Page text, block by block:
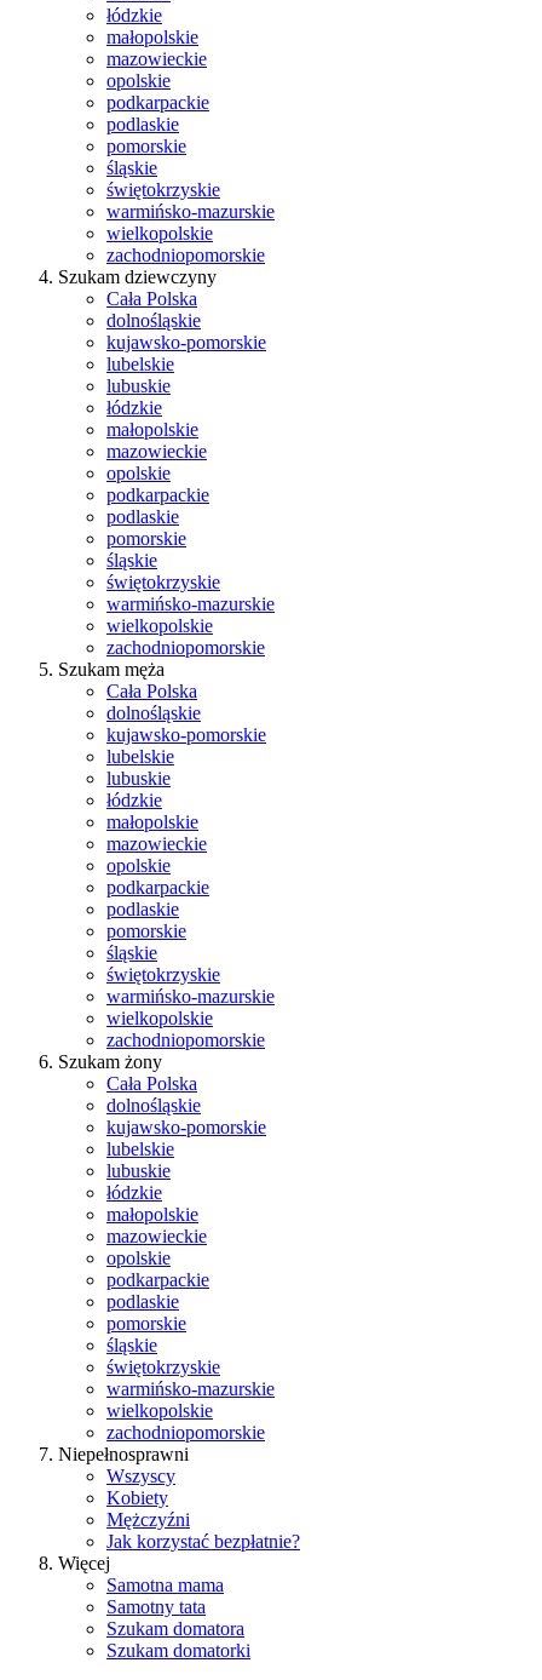
łódzkie
małopolskie
mazowieckie
opolskie
podkarpackie
podlaskie
pomorskie
śląskie
świętokrzyskie
warmińsko-mazurskie
wielkopolskie
zachodniopomorskie
Szukam dziewczyny
Cała Polska
dolnośląskie
kujawsko-pomorskie
lubelskie
lubuskie
łódzkie
małopolskie
mazowieckie
opolskie
podkarpackie
podlaskie
pomorskie
śląskie
świętokrzyskie
warmińsko-mazurskie
wielkopolskie
zachodniopomorskie
Szukam męża
Cała Polska
dolnośląskie
kujawsko-pomorskie
lubelskie
lubuskie
łódzkie
małopolskie
mazowieckie
opolskie
podkarpackie
podlaskie
pomorskie
śląskie
świętokrzyskie
warmińsko-mazurskie
wielkopolskie
zachodniopomorskie
Szukam żony
Cała Polska
dolnośląskie
kujawsko-pomorskie
lubelskie
lubuskie
łódzkie
małopolskie
mazowieckie
opolskie
podkarpackie
podlaskie
pomorskie
śląskie
świętokrzyskie
warmińsko-mazurskie
wielkopolskie
zachodniopomorskie
Niepełnosprawni
Wszyscy
Kobiety
Mężczyźni
Jak korzystać bezpłatnie?
Więcej
Samotna mama
Samotny tata
Szukam domatora
Szukam domatorki